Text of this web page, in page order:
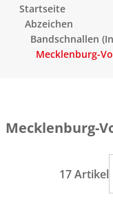
Startseite
Abzeichen
Bandschnallen
Mecklenburg-
Mecklenburg-
17 Artikel